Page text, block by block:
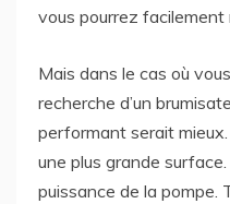
vous pourrez facilement
Mais dans le cas où
recherche d’un
performant serait
une plus grande
puissance de la pompe.